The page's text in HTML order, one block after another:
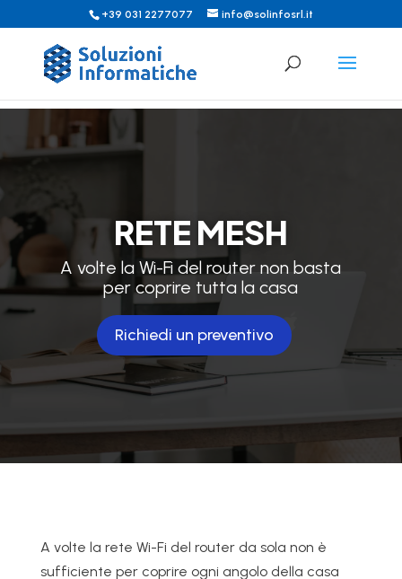
+39 031 2277077 info@solinfosrl.it
RETE MESH
A volte la Wi-Fi del router non basta
per coprire tutta la casa
Richiedi un preventivo
A volte la rete Wi-Fi del router da sola non è
sufficiente per coprire ogni angolo della casa